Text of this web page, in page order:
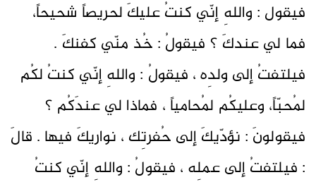
فيقول : واللهِ إنّي كنتُ عليكَ لحريصاً شحيحاً،
فما لي عندكَ ؟ فيقولُ : خُذ منّي كفنكَ .
فيلتفتُ إلى ولدِه ، فيقولُ : واللهِ إنّي كنتُ لكُم
لمُحبّاً، وعليكُم لمُحامياً ، فماذا لي عندَكُم ؟
فيقولونَ : نؤدّيكَ إلى حُفرتِك ، نواريكَ فيها . قالَ
: فيلتفتُ إلى عملِه ، فيقولُ : واللهِ إنّي كنتُ